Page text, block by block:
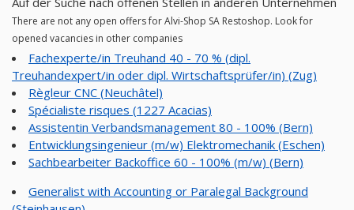
There are not any open offers for Alvi-Shop SA Restoshop. Look for
opened vacancies in other companies
Fachexperte/in Treuhand 40 - 70 % (dipl.
Treuhandexpert/in oder dipl. Wirtschaftsprüfer/in) (Zug)
Règleur CNC (Neuchâtel)
Spécialiste risques (1227 Acacias)
Assistentin Verbandsmanagement 80 - 100% (Bern)
Entwicklungsingenieur (m/w) Elektromechanik (Eschen)
Sachbearbeiter Backoffice 60 - 100% (m/w) (Bern)
Generalist with Accounting or Paralegal Background